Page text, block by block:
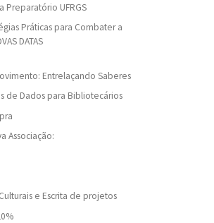
Preparatório UFRGS
Práticas para Combater a
DATAS
Entrelaçando Saberes
de Dados para Bibliotecários
Associação:
e Escrita de projetos